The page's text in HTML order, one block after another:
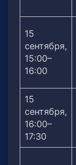
15
сентября,
15:00–
16:00
15
сентября,
16:00–
17:30